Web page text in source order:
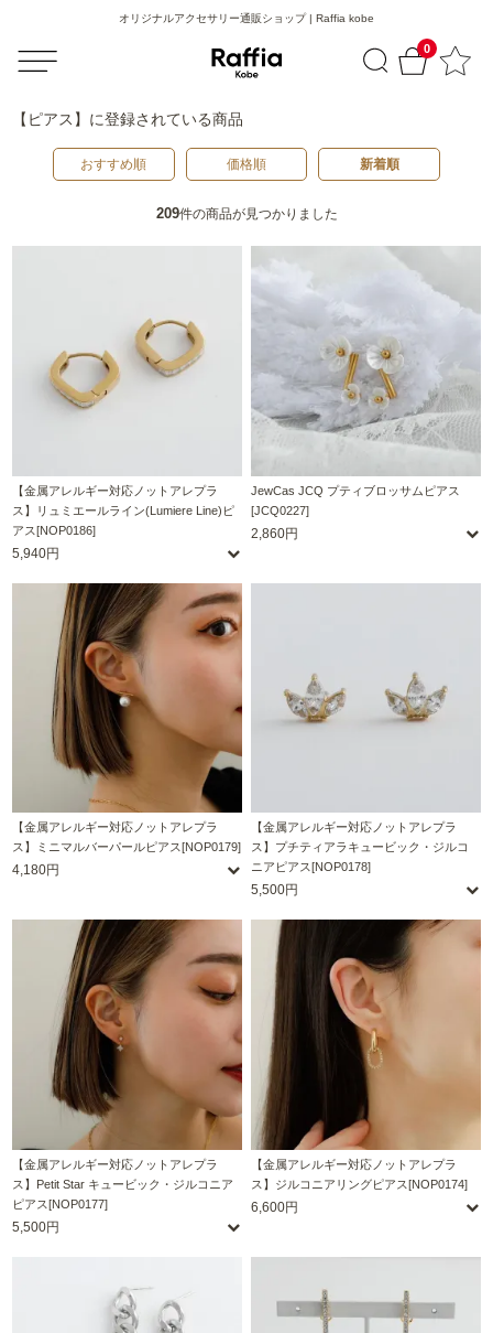
0
オリジナルアクセサリー通販ショップ | Raffia kobe
【ピアス】 に登録されている商品
おすすめ順 価格順 新着順
209件の商品が見つかりました
【金属アレルギー対応ノットアレプラ
ス】リュミエールライン(Lumiere Line)ピ
アス[NOP0186]
5,940円
JewCas JCQ プティブロッサムピアス
[JCQ0227]
2,860円
【金属アレルギー対応ノットアレプラ
ス】ミニマルバーパールピアス[NOP0179]
4,180円
【金属アレルギー対応ノットアレプラ
ス】プチティアラキュービック・ジルコ
ニアピアス[NOP0178]
5,500円
【金属アレルギー対応ノットアレプラ
ス】Petit Star キュービック・ジルコニア
ピアス[NOP0177]
5,500円
【金属アレルギー対応ノットアレプラ
ス】ジルコニアリングピアス[NOP0174]
6,600円